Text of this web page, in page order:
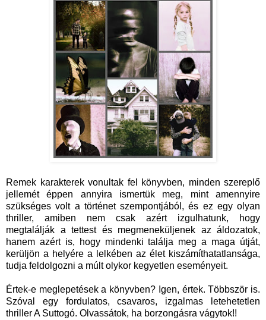
Remek karakterek vonultak fel könyvben, minden szereplő
jellemét éppen annyira ismertük meg, mint amennyire
szükséges volt a történet szempontjából, és ez egy olyan
thriller, amiben nem csak azért izgulhatunk, hogy
megtalálják a tettest és megmeneküljenek az áldozatok,
hanem azért is, hogy mindenki találja meg a maga útját,
kerüljön a helyére a lelkében az élet kiszámíthatatlansága,
tudja feldolgozni a múlt olykor kegyetlen eseményeit.
Értek-e meglepetések a könyvben? Igen, értek. Többször is.
Szóval egy fordulatos, csavaros, izgalmas letehetetlen
thriller A Suttogó. Olvassátok, ha borzongásra vágytok!!